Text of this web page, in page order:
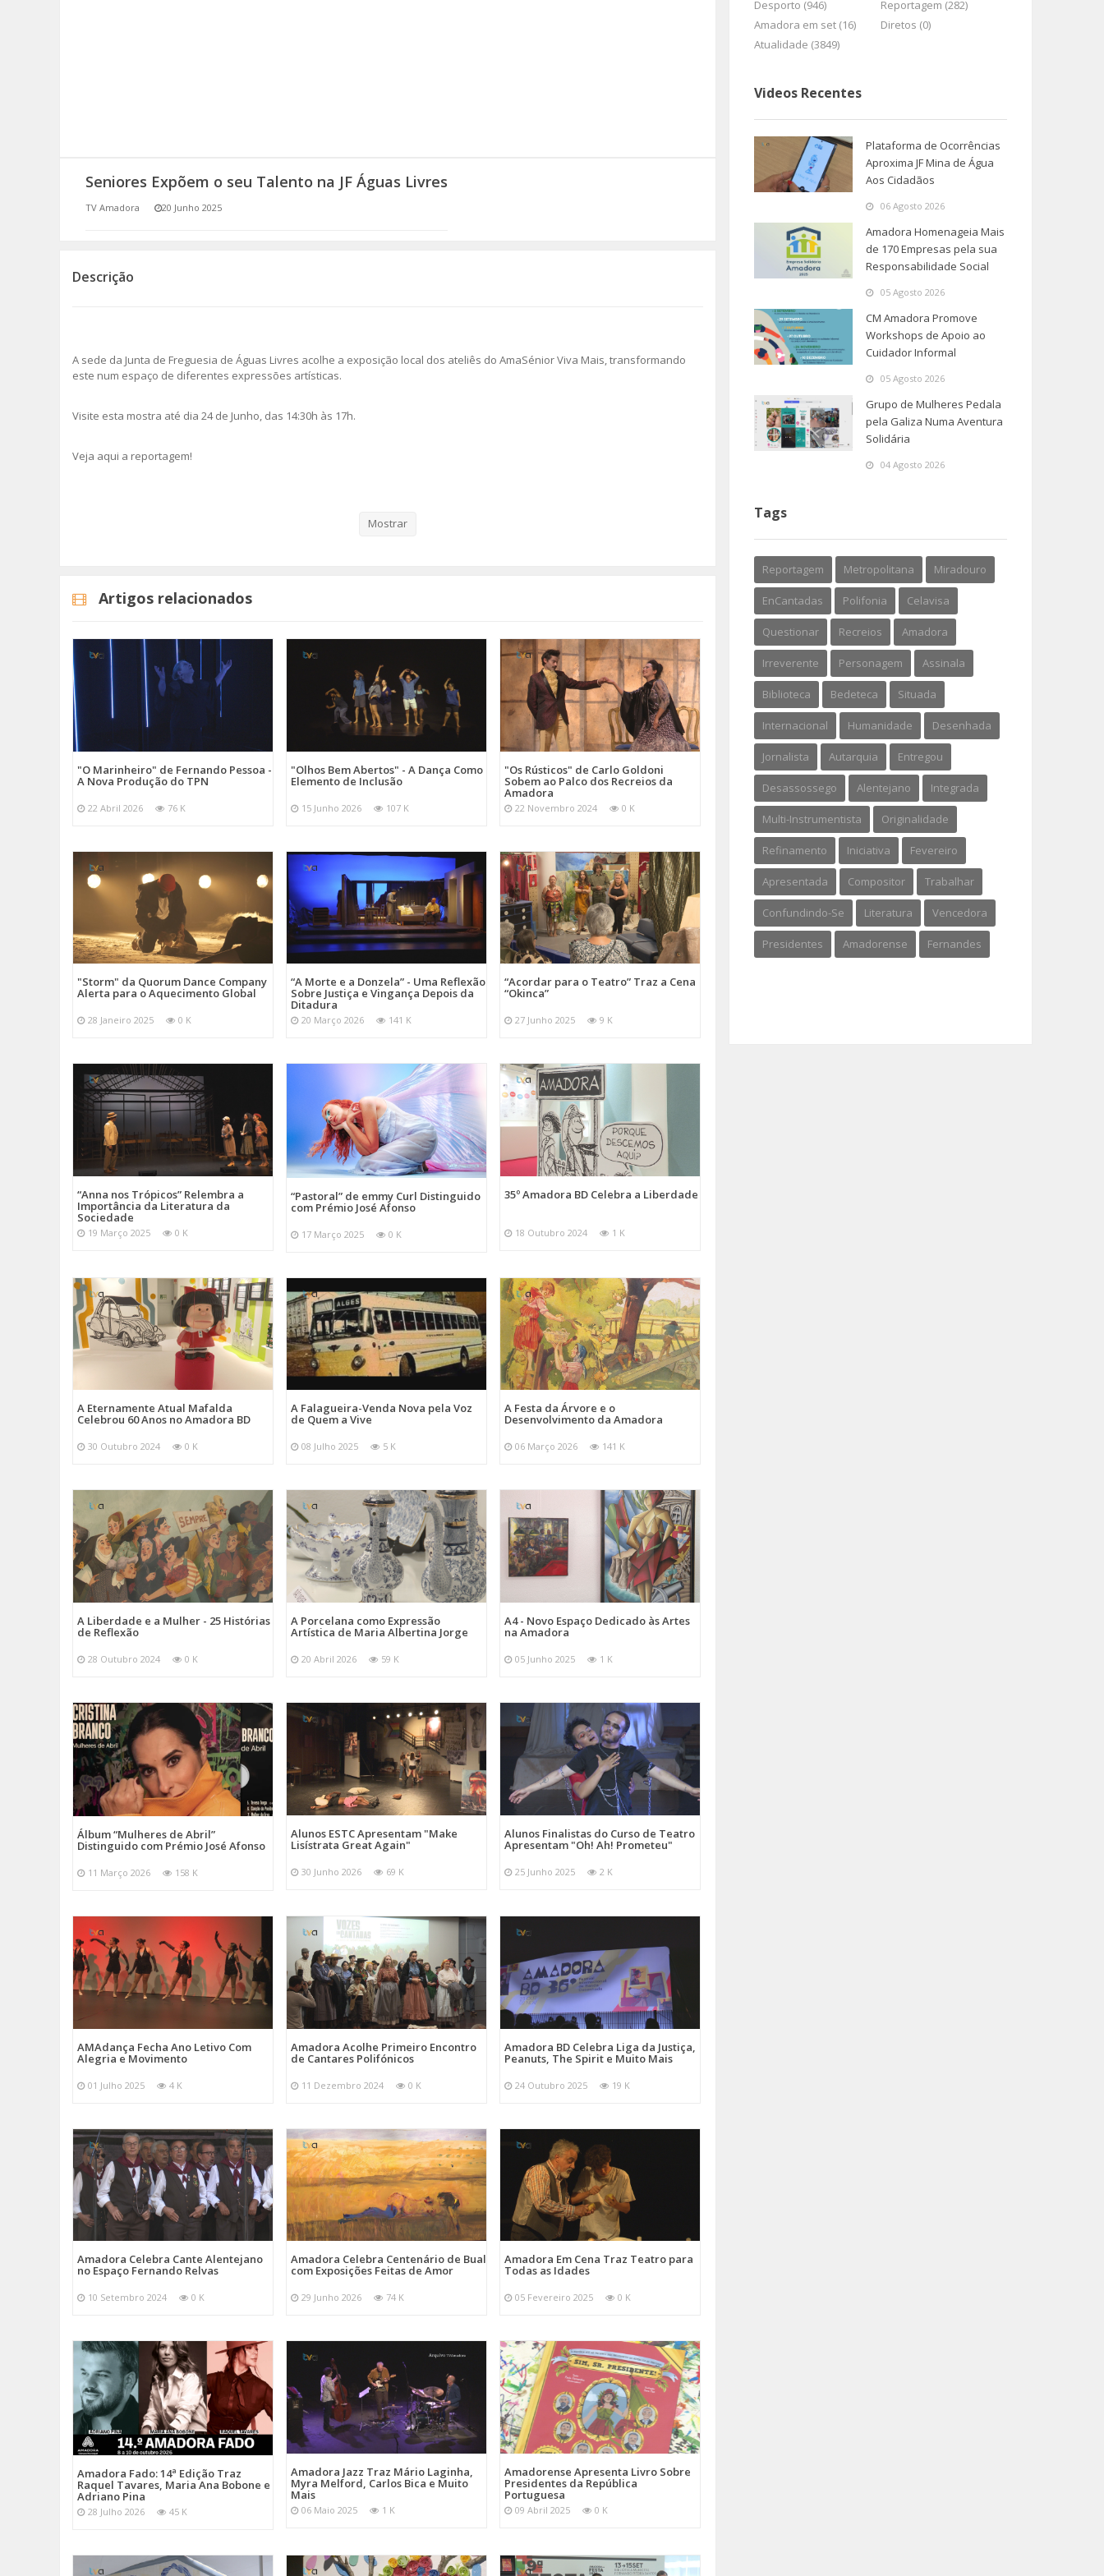
(RE) PENSAMENTOS
Seniores Expõem o seu Talento na JF Águas Livres
TV Amadora 20 Junho 2025
Descrição
A sede da Junta de Freguesia de Águas Livres acolhe a exposição local dos ateliês do AmaSénior Viva Mais, transformando
este num espaço de diferentes expressões artísticas.
Visite esta mostra até dia 24 de Junho, das 14:30h às 17h.
Veja aqui a reportagem!
Mostrar
Artigos relacionados
"O Marinheiro" de Fernando Pessoa -
A Nova Produção do TPN
22 Abril 2026 76 K
"Olhos Bem Abertos" - A Dança Como
Elemento de Inclusão
15 Junho 2026 107 K
"Os Rústicos" de Carlo Goldoni
Sobem ao Palco dos Recreios da
Amadora
22 Novembro 2024 0 K
"Storm" da Quorum Dance Company
Alerta para o Aquecimento Global
28 Janeiro 2025 0 K
“A Morte e a Donzela” - Uma Reflexão
Sobre Justiça e Vingança Depois da
Ditadura
20 Março 2026 141 K
“Acordar para o Teatro” Traz a Cena
“Okinca”
27 Junho 2025 9 K
“Anna nos Trópicos” Relembra a
Importância da Literatura da
Sociedade
19 Março 2025 0 K
“Pastoral” de emmy Curl Distinguido
com Prémio José Afonso
17 Março 2025 0 K
35º Amadora BD Celebra a Liberdade
18 Outubro 2024 1 K
A Eternamente Atual Mafalda
Celebrou 60 Anos no Amadora BD
30 Outubro 2024 0 K
A Falagueira-Venda Nova pela Voz
de Quem a Vive
08 Julho 2025 5 K
A Festa da Árvore e o
Desenvolvimento da Amadora
06 Março 2026 141 K
A Liberdade e a Mulher - 25 Histórias
de Reflexão
28 Outubro 2024 0 K
A Porcelana como Expressão
Artística de Maria Albertina Jorge
20 Abril 2026 59 K
A4 - Novo Espaço Dedicado às Artes
na Amadora
05 Junho 2025 1 K
Álbum “Mulheres de Abril”
Distinguido com Prémio José Afonso
11 Março 2026 158 K
Alunos ESTC Apresentam "Make
Lisístrata Great Again"
30 Junho 2026 69 K
Alunos Finalistas do Curso de Teatro
Apresentam "Oh! Ah! Prometeu"
25 Junho 2025 2 K
AMAdança Fecha Ano Letivo Com
Alegria e Movimento
01 Julho 2025 4 K
Amadora Acolhe Primeiro Encontro
de Cantares Polifónicos
11 Dezembro 2024 0 K
Amadora BD Celebra Liga da Justiça,
Peanuts, The Spirit e Muito Mais
24 Outubro 2025 19 K
Amadora Celebra Cante Alentejano
no Espaço Fernando Relvas
10 Setembro 2024 0 K
Amadora Celebra Centenário de Bual
com Exposições Feitas de Amor
29 Junho 2026 74 K
Amadora Em Cena Traz Teatro para
Todas as Idades
05 Fevereiro 2025 0 K
Amadora Fado: 14ª Edição Traz
Raquel Tavares, Maria Ana Bobone e
Adriano Pina
28 Julho 2026 45 K
Amadora Jazz Traz Mário Laginha,
Myra Melford, Carlos Bica e Muito
Mais
06 Maio 2025 1 K
Amadorense Apresenta Livro Sobre
Presidentes da República
Portuguesa
09 Abril 2025 0 K
Desporto (946)
Reportagem (282)
Amadora em set (16)
Diretos (0)
Atualidade (3849)
Videos Recentes
Plataforma de Ocorrências
Aproxima JF Mina de Água
Aos Cidadãos
06 Agosto 2026
Amadora Homenageia Mais
de 170 Empresas pela sua
Responsabilidade Social
05 Agosto 2026
CM Amadora Promove
Workshops de Apoio ao
Cuidador Informal
05 Agosto 2026
Grupo de Mulheres Pedala
pela Galiza Numa Aventura
Solidária
04 Agosto 2026
Tags
Reportagem Metropolitana Miradouro
EnCantadas Polifonia Celavisa
Questionar Recreios Amadora
Irreverente Personagem Assinala
Biblioteca Bedeteca Situada
Internacional Humanidade Desenhada
Jornalista Autarquia Entregou
Desassossego Alentejano Integrada
Multi-Instrumentista Originalidade
Refinamento Iniciativa Fevereiro
Apresentada Compositor Trabalhar
Confundindo-Se Literatura Vencedora
Presidentes Amadorense Fernandes